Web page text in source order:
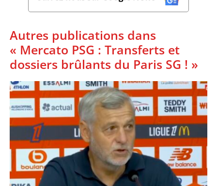
Autres publications dans
« Mercato PSG : Transferts et
dossiers brûlants du Paris SG ! »